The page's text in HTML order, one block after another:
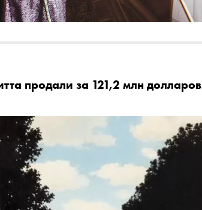
продали за 121,2 млн долларов